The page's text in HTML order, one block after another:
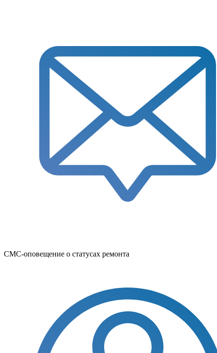
СМС-оповещение о статусах ремонта